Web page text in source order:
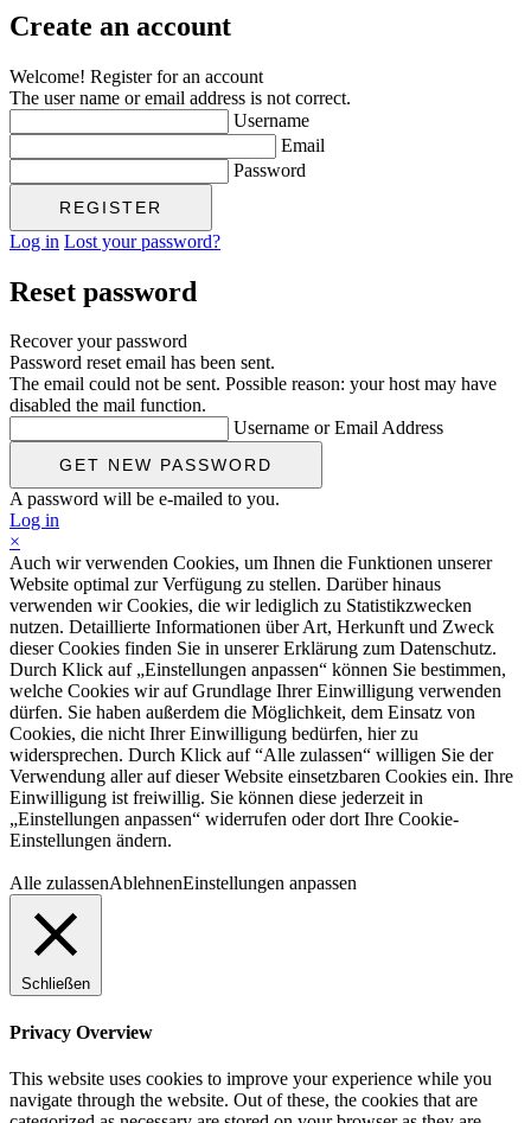
Create an account
Welcome! Register for an account
The user name or email address is not correct.
Username
Email
Password
Log in Lost your password?
Reset password
Recover your password
Password reset email has been sent.
The email could not be sent. Possible reason: your host may have
disabled the mail function.
Username or Email Address
A password will be e-mailed to you.
Log in
×
Auch wir verwenden Cookies, um Ihnen die Funktionen unserer
Website optimal zur Verfügung zu stellen. Darüber hinaus
verwenden wir Cookies, die wir lediglich zu Statistikzwecken
nutzen. Detaillierte Informationen über Art, Herkunft und Zweck
dieser Cookies finden Sie in unserer Erklärung zum Datenschutz.
Durch Klick auf „Einstellungen anpassen“ können Sie bestimmen,
welche Cookies wir auf Grundlage Ihrer Einwilligung verwenden
dürfen. Sie haben außerdem die Möglichkeit, dem Einsatz von
Cookies, die nicht Ihrer Einwilligung bedürfen, hier zu
widersprechen. Durch Klick auf “Alle zulassen“ willigen Sie der
Verwendung aller auf dieser Website einsetzbaren Cookies ein. Ihre
Einwilligung ist freiwillig. Sie können diese jederzeit in
„Einstellungen anpassen“ widerrufen oder dort Ihre Cookie-
Einstellungen ändern.
Alle zulassenAblehnenEinstellungen anpassen
Schließen
Privacy Overview
This website uses cookies to improve your experience while you
navigate through the website. Out of these, the cookies that are